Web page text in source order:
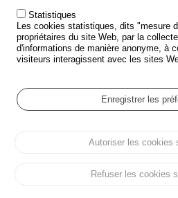
POLITIQUE DE SÉCURITÉ ROUTIÈRE
Outils
AGENDA
GLOSSAIRE
Cookie settings
Protection des
Statistiques
Les cookies statistiques, dits "mesure
propriétaires du site Web, par la
d'informations de manière anonyme, à
visiteurs interagissent avec les sites
Enregistrer les
Autoriser les cookies
Refuser les cookies